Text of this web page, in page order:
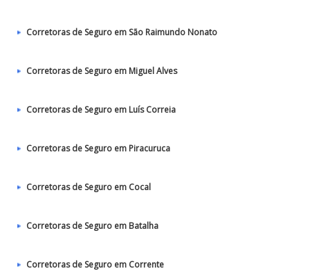
Corretoras de Seguro em São Raimundo Nonato
Corretoras de Seguro em Miguel Alves
Corretoras de Seguro em Luís Correia
Corretoras de Seguro em Piracuruca
Corretoras de Seguro em Cocal
Corretoras de Seguro em Batalha
Corretoras de Seguro em Corrente